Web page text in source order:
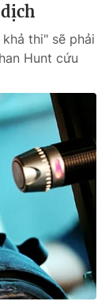
thi" sẽ phải
Hunt cứu